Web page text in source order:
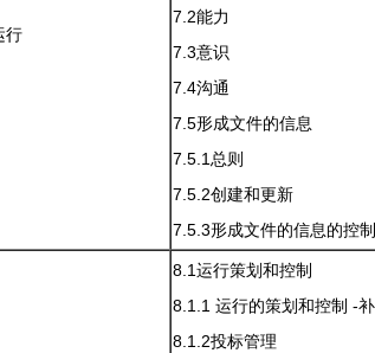
行
7.2能力
7.3意识
7.4沟通
7.5形成文件的信息
7.5.1总则
7.5.2创建和更新
7.5.3形成文件的信息的控制
8.1运行策划和控制
8.1.1 运行的策划和控制 -
8.1.2投标管理